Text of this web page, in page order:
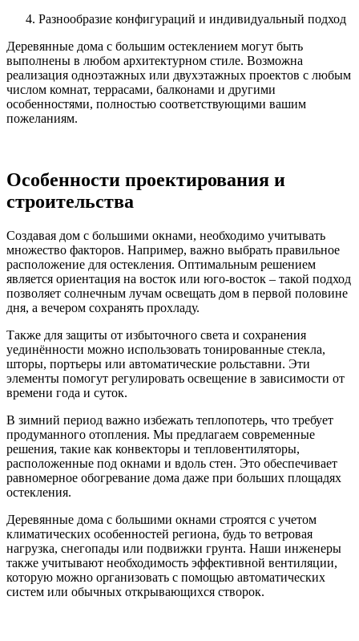
Разнообразие конфигураций и индивидуальный подход
Деревянные дома с большим остеклением могут быть
выполнены в любом архитектурном стиле. Возможна
реализация одноэтажных или двухэтажных проектов с любым
числом комнат, террасами, балконами и другими
особенностями, полностью соответствующими вашим
пожеланиям.
Особенности проектирования и
строительства
Создавая дом с большими окнами, необходимо учитывать
множество факторов. Например, важно выбрать правильное
расположение для остекления. Оптимальным решением
является ориентация на восток или юго-восток – такой подход
позволяет солнечным лучам освещать дом в первой половине
дня, а вечером сохранять прохладу.
Также для защиты от избыточного света и сохранения
уединённости можно использовать тонированные стекла,
шторы, портьеры или автоматические рольставни. Эти
элементы помогут регулировать освещение в зависимости от
времени года и суток.
В зимний период важно избежать теплопотерь, что требует
продуманного отопления. Мы предлагаем современные
решения, такие как конвекторы и тепловентиляторы,
расположенные под окнами и вдоль стен. Это обеспечивает
равномерное обогревание дома даже при больших площадях
остекления.
Деревянные дома с большими окнами строятся с учетом
климатических особенностей региона, будь то ветровая
нагрузка, снегопады или подвижки грунта. Наши инженеры
также учитывают необходимость эффективной вентиляции,
которую можно организовать с помощью автоматических
систем или обычных открывающихся створок.